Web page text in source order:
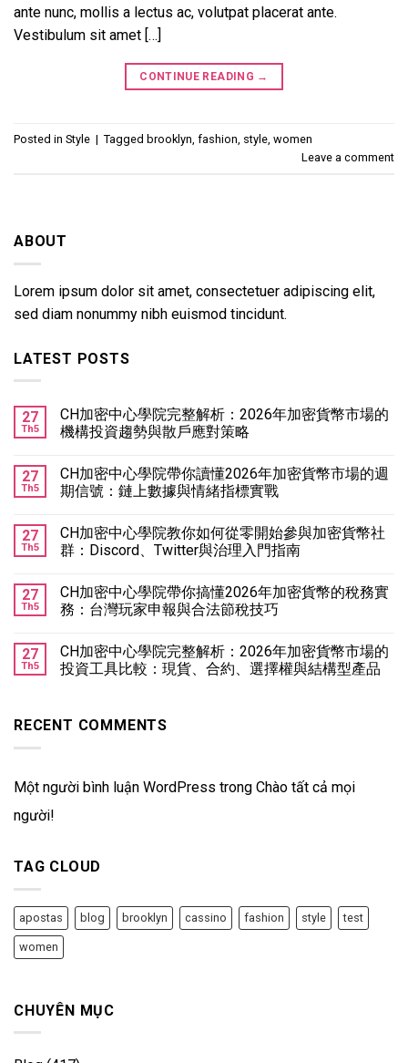
ante nunc, mollis a lectus ac, volutpat placerat ante.
Vestibulum sit amet […]
CONTINUE READING →
Posted in Style | Tagged brooklyn fashion style women
Leave a comment
ABOUT
Lorem ipsum dolor sit amet, consectetuer adipiscing elit,
sed diam nonummy nibh euismod tincidunt.
LATEST POSTS
27
Th5
CH加密中心學院完整解析：2026年加密貨幣市場的
機構投資趨勢與散戶應對策略
27
Th5
CH加密中心學院帶你讀懂2026年加密貨幣市場的週
期信號：鏈上數據與情緒指標實戰
27
Th5
CH加密中心學院教你如何從零開始參與加密貨幣社
群：Discord、Twitter與治理入門指南
27
Th5
CH加密中心學院帶你搞懂2026年加密貨幣的稅務實
務：台灣玩家申報與合法節稅技巧
27
Th5
CH加密中心學院完整解析：2026年加密貨幣市場的
投資工具比較：現貨、合約、選擇權與結構型產品
RECENT COMMENTS
Một người bình luận WordPress trong Chào tất cả mọi
người!
TAG CLOUD
apostas blog brooklyn cassino fashion style test
women
CHUYÊN MỤC